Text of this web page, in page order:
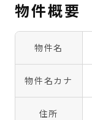
物件概要
物件名
物件名カナ
住所